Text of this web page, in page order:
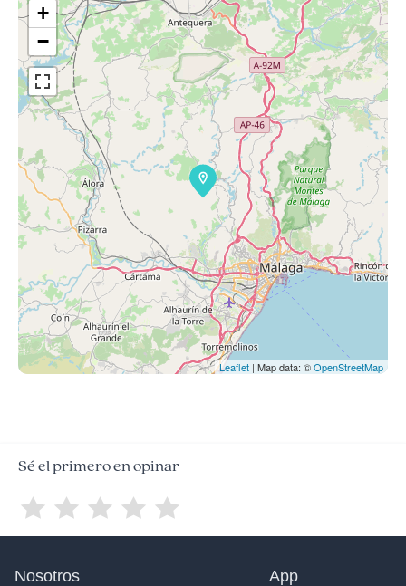
+
−
Leaflet | Map data: ©OpenStreetMap
Sé el primero en opinar
Nosotros App